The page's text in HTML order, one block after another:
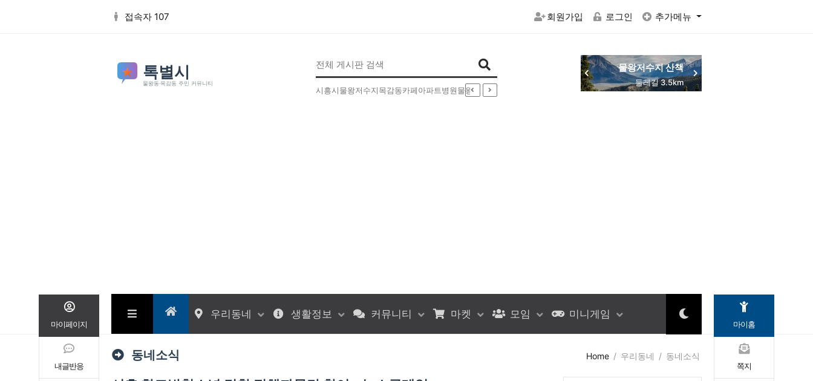
접속자 107
회원가입 로그인 추가메뉴
인기검색어
시흥시물왕저수지목감동카페아파트병원물왕동 부동산 5EXTRACTVALUE6937CONCAT0x7eSELECTELT6937693710x7e-
물왕저수지 산책
둘레길 3.5km
우리동네 생활정보 커뮤니티 마켓 모임 미니게임
동네소식 Home 우리동네 동네소식
마이페이지
내글반응
마이홈
쪽지